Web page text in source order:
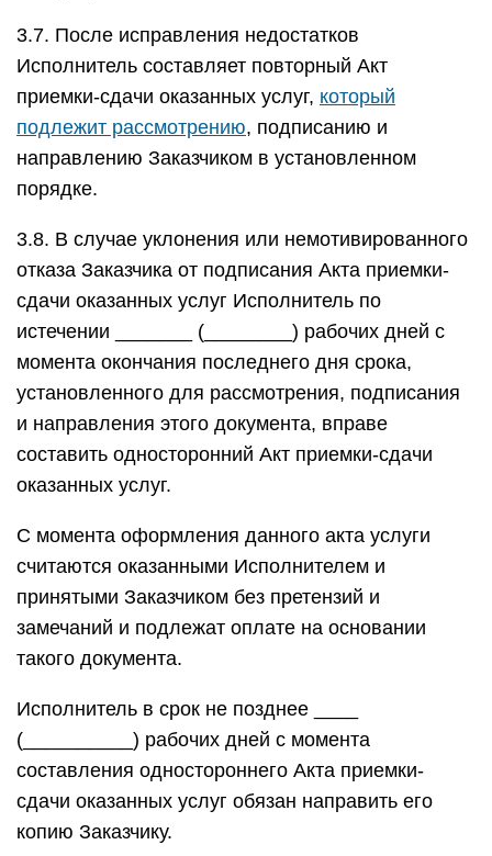
3.7. После исправления недостатков
Исполнитель составляет повторный Акт
приемки-сдачи оказанных услуг, который
подлежит рассмотрению, подписанию и
направлению Заказчиком в установленном
порядке.
3.8. В случае уклонения или немотивированного
отказа Заказчика от подписания Акта приемки-
сдачи оказанных услуг Исполнитель по
истечении _______ (________) рабочих дней с
момента окончания последнего дня срока,
установленного для рассмотрения, подписания
и направления этого документа, вправе
составить односторонний Акт приемки-сдачи
оказанных услуг.
С момента оформления данного акта услуги
считаются оказанными Исполнителем и
принятыми Заказчиком без претензий и
замечаний и подлежат оплате на основании
такого документа.
Исполнитель в срок не позднее ____
(__________) рабочих дней с момента
составления одностороннего Акта приемки-
сдачи оказанных услуг обязан направить его
копию Заказчику.